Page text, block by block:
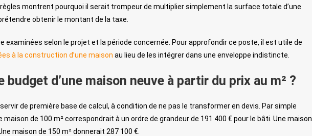
montrent pourquoi il serait trompeur de multiplier simplement la surface totale d’une
obtenir le montant de la taxe.
examinées selon le projet et la période concernée. Pour approfondir ce poste, il est utile de
à la construction d’une maison au lieu de les intégrer dans une enveloppe indistincte.
d’une maison neuve à partir du prix au m² ?
de première base de calcul, à condition de ne pas le transformer en devis. Par simple
de 100 m² correspondrait à un ordre de grandeur de 191 400 € pour le bâti. Une maison
maison de 150 m² donnerait 287 100 €.